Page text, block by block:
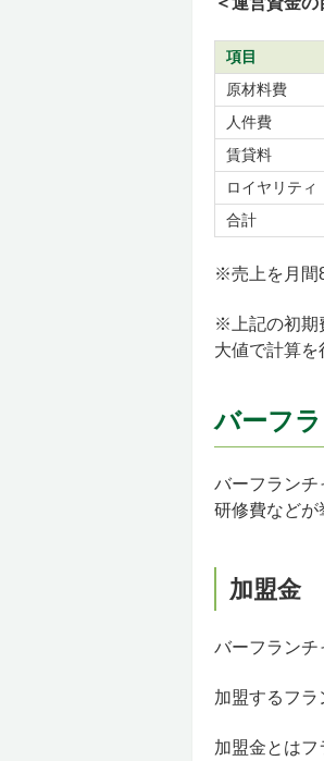
項目
原材料費
人件費
賃貸料
ロイヤリティ
合計
※売上を月間
※上記の初期
大値で計算を
バーフ
バーフランチ
研修費などが
加盟金
バーフランチ
加盟するフラ
加盟金とは